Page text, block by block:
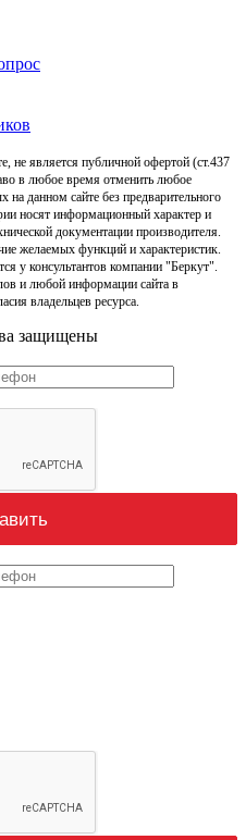
не является публичной офертой (ст.437
в любое время отменить любое
данном сайте без предварительного
носят информационный характер и
документации производителя.
желаемых функций и характеристик.
у консультантов компании "Беркут".
и любой информации сайта в
владельцев ресурса.
защищены